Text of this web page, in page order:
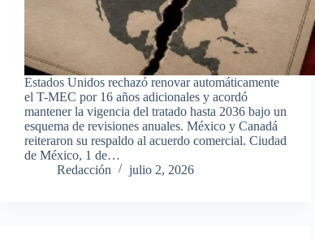
Estados Unidos rechazó renovar automáticamente
el T-MEC por 16 años adicionales y acordó
mantener la vigencia del tratado hasta 2036 bajo un
esquema de revisiones anuales. México y Canadá
reiteraron su respaldo al acuerdo comercial. Ciudad
de México, 1 de…
Redacción
julio 2, 2026